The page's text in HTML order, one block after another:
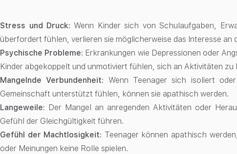
Stress und Druck: Wenn Kinder sich von Schulaufgaben,
überfordert fühlen, verlieren sie möglicherweise das Interesse an
Psychische Probleme: Erkrankungen wie Depressionen oder
Kinder abgekoppelt und unmotiviert fühlen, sich an Aktivitäten zu
Mangelnde Verbundenheit: Wenn Teenager sich isoliert
Gemeinschaft unterstützt fühlen, können sie apathisch werden.
Langeweile: Der Mangel an anregenden Aktivitäten oder
Gefühl der Gleichgültigkeit führen.
Gefühl der Machtlosigkeit: Teenager können apathisch
oder Meinungen keine Rolle spielen.